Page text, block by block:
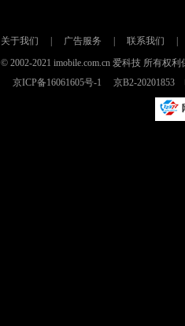
关于我们 广告服务 联系我们
© 2002-2021 imobile.com.cn 爱科技 所有权
京ICP备16061605号-1
京B2-20201853